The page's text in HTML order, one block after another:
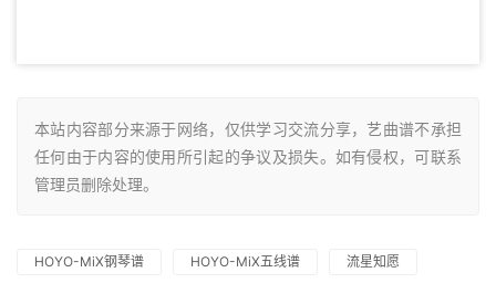
本站内容部分来源于网络，仅供学习交流分享，艺曲谱不承担
任何由于内容的使用所引起的争议及损失。如有侵权，可联系
管理员删除处理。
HOYO-MiX钢琴谱 HOYO-MiX五线谱 流星知愿